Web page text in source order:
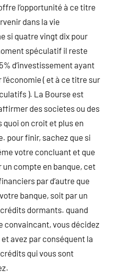
l’opportunité à ce titre
dans la vie
si quatre vingt dix pour
spéculatif il reste
d’investissement ayant
( et à ce titre sur
). La Bourse est
des societes ou des
on croit et plus en
pour finir, sachez que si
votre concluant et que
un compte en banque, cet
par d’autre que
banque, soit par un
dormants. quand
convaincant, vous décidez
avez par conséquent la
qui vous sont